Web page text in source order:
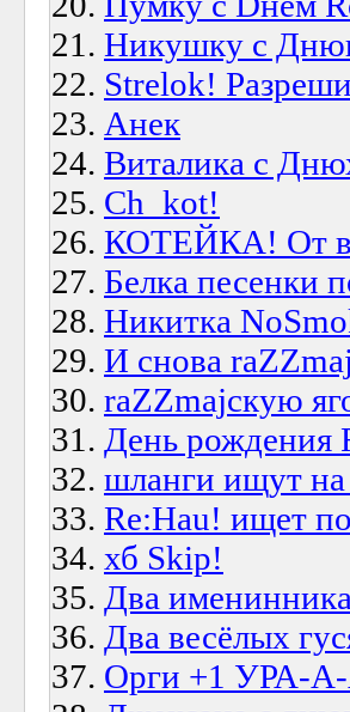
Никушку с
Strelok!
Анек
Виталика с
Ch_kot!
КОТЕЙКА! От
Белка песенки
Никитка
И снова
raZZmajскую
День рождения
шланги ищут
Re:Hau! ищет
хб Skip!
Два
Два весёлых
Орги +1 УРА-